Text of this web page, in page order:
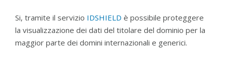
Si, tramite il servizio IDSHIELD è possibile proteggere
la visualizzazione dei dati del titolare del dominio per la
maggior parte dei domini internazionali e generici.